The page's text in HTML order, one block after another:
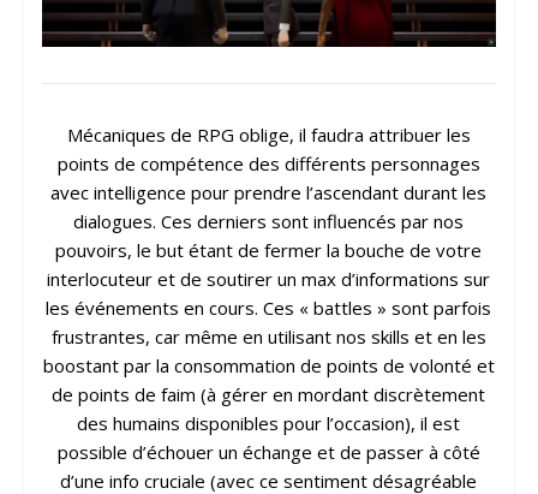
Mécaniques de RPG oblige, il faudra attribuer les
points de compétence des différents personnages
avec intelligence pour prendre l’ascendant durant les
dialogues. Ces derniers sont influencés par nos
pouvoirs, le but étant de fermer la bouche de votre
interlocuteur et de soutirer un max d’informations sur
les événements en cours. Ces « battles » sont parfois
frustrantes, car même en utilisant nos skills et en les
boostant par la consommation de points de volonté et
de points de faim (à gérer en mordant discrètement
des humains disponibles pour l’occasion), il est
possible d’échouer un échange et de passer à côté
d’une info cruciale (avec ce sentiment désagréable